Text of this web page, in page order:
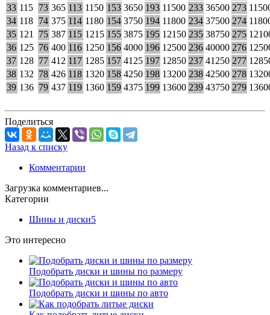
33 115 73 365 113 1150 153 3650 193 11500 233 36500 273
34 118 74 375 114 1180 154 3750 194 11800 234 37500 274
35 121 75 387 115 1215 155 3875 195 12150 235 38750 275
36 125 76 400 116 1250 156 4000 196 12500 236 40000 276
37 128 77 412 117 1285 157 4125 197 12850 237 41250 277
38 132 78 426 118 1320 158 4250 198 13200 238 42500 278
39 136 79 437 119 1360 159 4375 199 13600 239 43750 279
Поделиться
Назад к списку
Комментарии
Загрузка комментариев...
Категории
Шины и диски5
Это интересно
Подобрать диски и шины по размеру
Подобрать диски и шины по авто